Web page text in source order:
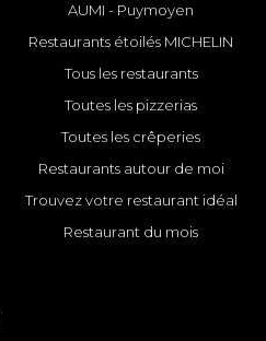
AUMI - Puymoyen
Restaurants étoilés MICHELIN
Tous les restaurants
Toutes les pizzerias
Toutes les crêperies
Restaurants autour de moi
Trouvez votre restaurant idéal
Restaurant du mois